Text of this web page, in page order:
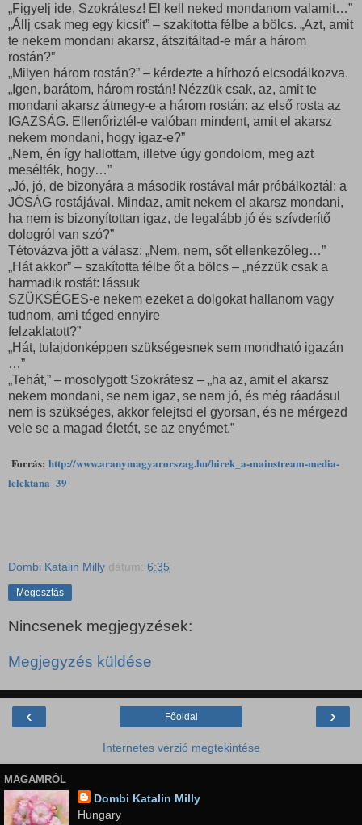
„Figyelj ide, Szokrátesz! El kell neked mondanom valamit…”
„Állj csak meg egy kicsit” – szakította félbe a bölcs. „Azt, amit
te nekem mondani akarsz, átszitáltad-e már a három
rostán?”
„Milyen három rostán?” – kérdezte a hírhozó elcsodálkozva.
„Igen, barátom, három rostán! Nézzük csak, az, amit te
mondani akarsz átmegy-e a három rostán: az első rosta az
IGAZSÁG. Ellenőriztél-e valóban mindent, amit el akarsz
nekem mondani, hogy igaz-e?”
„Nem, én így hallottam, illetve úgy gondolom, meg azt
mesélték, hogy…”
„Jó, jó, de bizonyára a második rostával már próbálkoztál: a
JÓSÁG rostájával. Mindaz, amit nekem el akarsz mondani,
ha nem is bizonyítottan igaz, de legalább jó és szívderítő
dologról van szó?”
Tétovázva jött a válasz: „Nem, nem, sőt ellenkezőleg…”
„Hát akkor” – szakította félbe őt a bölcs – „nézzük csak a
harmadik rostát: lássuk
SZÜKSÉGES-e nekem ezeket a dolgokat hallanom vagy
tudnom, ami téged ennyire
felzaklatott?”
„Hát, tulajdonképpen szükségesnek sem mondható igazán
…”
„Tehát,” – mosolygott Szokrátesz – „ha az, amit el akarsz
nekem mondani, se nem igaz, se nem jó, és még ráadásul
nem is szükséges, akkor felejtsd el gyorsan, és ne mérgezd
vele se a magad életét, se az enyémet.”
Forrás: http://www.aranymagyarorszag.hu/hirek_a-mainstream-media-
lelektana_39
Dombi Katalin Milly dátum: 6:35
Megosztás
Nincsenek megjegyzések:
Megjegyzés küldése
‹ ›
Főoldal
Internetes verzió megtekintése
MAGAMRÓL
Dombi Katalin Milly
Hungary